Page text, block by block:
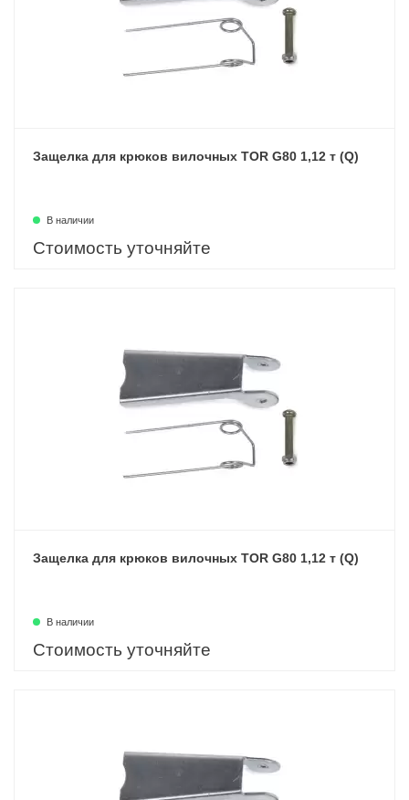
Защелка для крюков вилочных TOR G80 1,12 т (Q)
В наличии
Стоимость уточняйте
Защелка для крюков вилочных TOR G80 1,12 т (Q)
В наличии
Стоимость уточняйте